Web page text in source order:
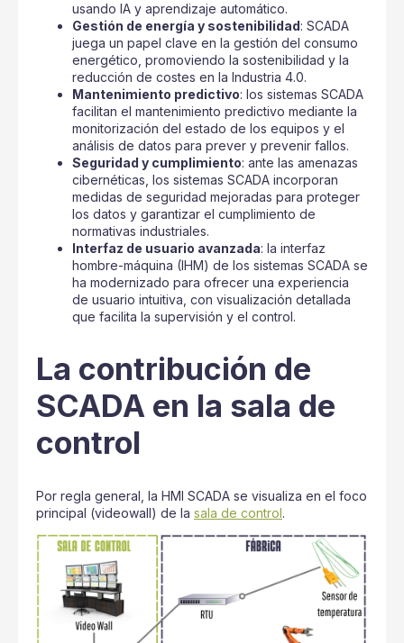
usando IA y aprendizaje automático.
Gestión de energía y sostenibilidad: SCADA
juega un papel clave en la gestión del consumo
energético, promoviendo la sostenibilidad y la
reducción de costes en la Industria 4.0.
Mantenimiento predictivo: los sistemas SCADA
facilitan el mantenimiento predictivo mediante la
monitorización del estado de los equipos y el
análisis de datos para prever y prevenir fallos.
Seguridad y cumplimiento: ante las amenazas
cibernéticas, los sistemas SCADA incorporan
medidas de seguridad mejoradas para proteger
los datos y garantizar el cumplimiento de
normativas industriales.
Interfaz de usuario avanzada: la interfaz
hombre-máquina (IHM) de los sistemas SCADA se
ha modernizado para ofrecer una experiencia
de usuario intuitiva, con visualización detallada
que facilita la supervisión y el control.
La contribución de
SCADA en la sala de
control
Por regla general, la HMI SCADA se visualiza en el foco
principal (videowall) de la sala de control.